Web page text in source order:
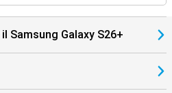
Samsung Galaxy S26+